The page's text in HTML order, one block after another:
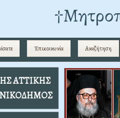
Ἐπικοινωνία Αναζήτηση
ΑΤΤΙΚΗΣ
ΝΙΚΟΔΗΜΟΣ